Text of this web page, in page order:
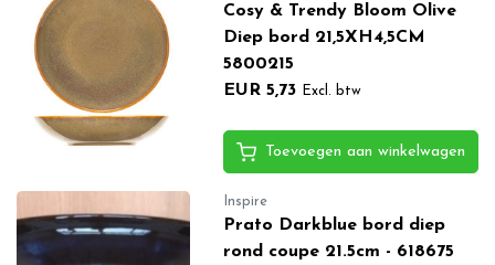
Cosy & Trendy Bloom Olive
Diep bord 21,5XH4,5CM
5800215
EUR 5,73
Excl. btw
Toevoegen aan winkelwagen
Inspire
Prato Darkblue bord diep
rond coupe 21.5cm - 618675